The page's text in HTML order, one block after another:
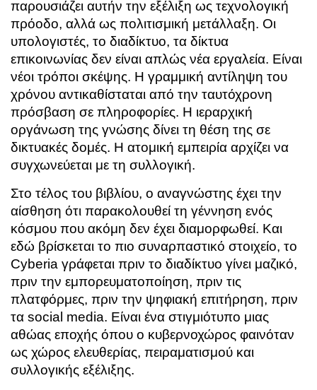
παρουσιάζει αυτήν την εξέλιξη ως τεχνολογική
πρόοδο, αλλά ως πολιτισμική μετάλλαξη. Οι
υπολογιστές, το διαδίκτυο, τα δίκτυα
επικοινωνίας δεν είναι απλώς νέα εργαλεία. Είναι
νέοι τρόποι σκέψης. Η γραμμική αντίληψη του
χρόνου αντικαθίσταται από την ταυτόχρονη
πρόσβαση σε πληροφορίες. Η ιεραρχική
οργάνωση της γνώσης δίνει τη θέση της σε
δικτυακές δομές. Η ατομική εμπειρία αρχίζει να
συγχωνεύεται με τη συλλογική.
Στο τέλος του βιβλίου, ο αναγνώστης έχει την
αίσθηση ότι παρακολουθεί τη γέννηση ενός
κόσμου που ακόμη δεν έχει διαμορφωθεί. Και
εδώ βρίσκεται το πιο συναρπαστικό στοιχείο, το
Cyberia γράφεται πριν το διαδίκτυο γίνει μαζικό,
πριν την εμπορευματοποίηση, πριν τις
πλατφόρμες, πριν την ψηφιακή επιτήρηση, πριν
τα social media. Είναι ένα στιγμιότυπο μιας
αθώας εποχής όπου ο κυβερνοχώρος φαινόταν
ως χώρος ελευθερίας, πειραματισμού και
συλλογικής εξέλιξης.